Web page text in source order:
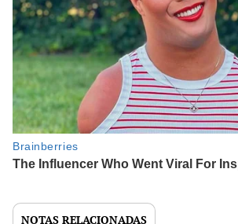
NOTAS RELACIONADAS